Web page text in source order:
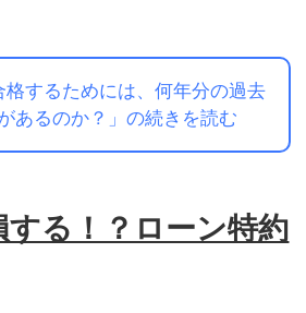
格するためには、何年分の過去
あるのか？」の続きを読む
る！？ローン特約